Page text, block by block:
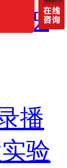
映
播
验